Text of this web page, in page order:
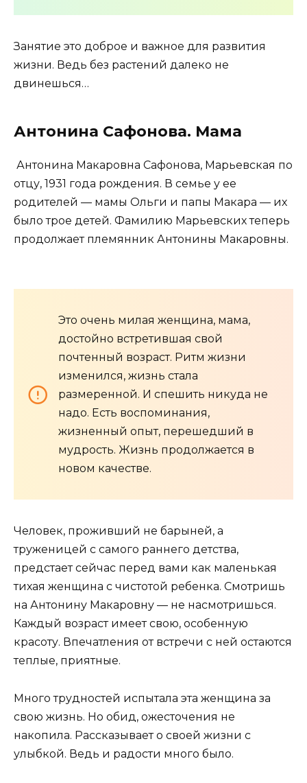
Занятие это доброе и важное для развития
жизни. Ведь без растений далеко не
двинешься…
Антонина Сафонова. Мама
Антонина Макаровна Сафонова, Марьевская по
отцу, 1931 года рождения. В семье у ее
родителей — мамы Ольги и папы Макара — их
было трое детей. Фамилию Марьевских теперь
продолжает племянник Антонины Макаровны.
Это очень милая женщина, мама,
достойно встретившая свой
почтенный возраст. Ритм жизни
изменился, жизнь стала
размеренной. И спешить никуда не
надо. Есть воспоминания,
жизненный опыт, перешедший в
мудрость. Жизнь продолжается в
новом качестве.
Человек, проживший не барыней, а
труженицей с самого раннего детства,
предстает сейчас перед вами как маленькая
тихая женщина с чистотой ребенка. Смотришь
на Антонину Макаровну — не насмотришься.
Каждый возраст имеет свою, особенную
красоту. Впечатления от встречи с ней остаются
теплые, приятные.
Много трудностей испытала эта женщина за
свою жизнь. Но обид, ожесточения не
накопила. Рассказывает о своей жизни с
улыбкой. Ведь и радости много было.